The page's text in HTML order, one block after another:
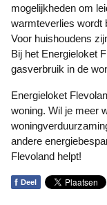
mogelijkheden om
warmteverlies wordt
Voor huishoudens
Bij het Energieloket
gasverbruik in de
Energieloket Flevoland helpt bij het verduurzamen van jouw
woning. Wil je meer
andere
Flevoland helpt!
f Deel